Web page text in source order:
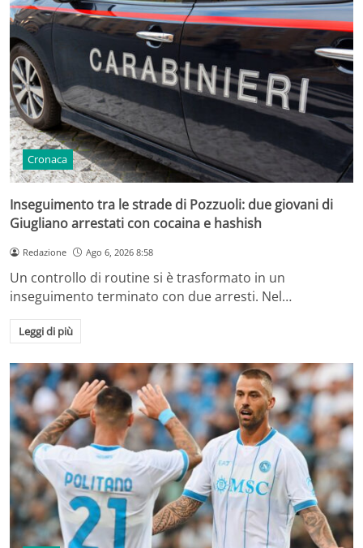
Cronaca
Inseguimento tra le strade di Pozzuoli: due giovani di
Giugliano arrestati con cocaina e hashish
Redazione Ago 6, 2026 8:58
Un controllo di routine si è trasformato in un
inseguimento terminato con due arresti. Nel…
Leggi di più